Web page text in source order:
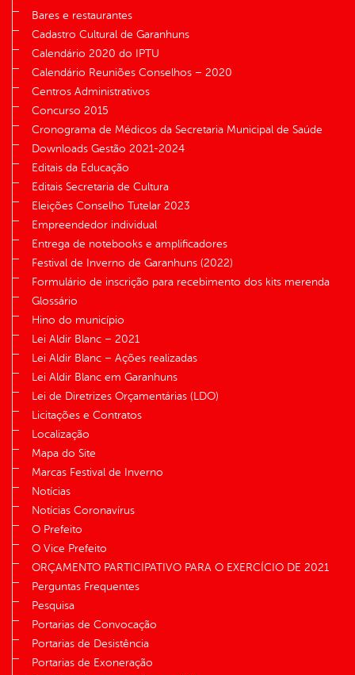
Bares e restaurantes
Cadastro Cultural de Garanhuns
Calendário 2020 do IPTU
Calendário Reuniões Conselhos – 2020
Centros Administrativos
Concurso 2015
Cronograma de Médicos da Secretaria Municipal de Saúde
Downloads Gestão 2021-2024
Editais da Educação
Editais Secretaria de Cultura
Eleições Conselho Tutelar 2023
Empreendedor individual
Entrega de notebooks e amplificadores
Festival de Inverno de Garanhuns (2022)
Formulário de inscrição para recebimento dos kits merenda
Glossário
Hino do município
Lei Aldir Blanc – 2021
Lei Aldir Blanc – Ações realizadas
Lei Aldir Blanc em Garanhuns
Lei de Diretrizes Orçamentárias (LDO)
Licitações e Contratos
Localização
Mapa do Site
Marcas Festival de Inverno
Notícias
Notícias Coronavírus
O Prefeito
O Vice Prefeito
ORÇAMENTO PARTICIPATIVO PARA O EXERCÍCIO DE 2021
Perguntas Frequentes
Pesquisa
Portarias de Convocação
Portarias de Desistência
Portarias de Exoneração